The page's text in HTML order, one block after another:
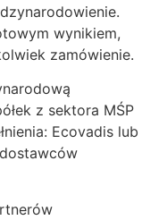
wynikiem,
zamówienie.
z sektora MŚP
Ecovadis lub